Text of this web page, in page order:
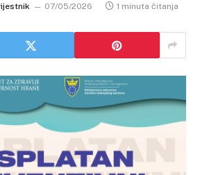
07/05/2026 1 minuta čitanja